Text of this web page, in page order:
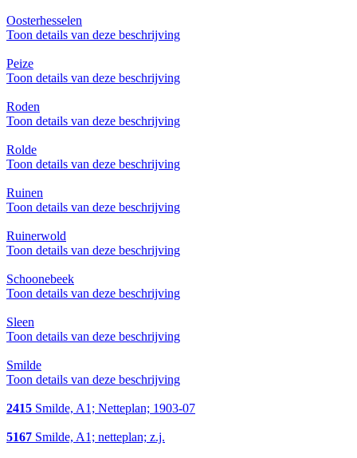
Oosterhesselen
Toon details van deze beschrijving
Peize
Toon details van deze beschrijving
Roden
Toon details van deze beschrijving
Rolde
Toon details van deze beschrijving
Ruinen
Toon details van deze beschrijving
Ruinerwold
Toon details van deze beschrijving
Schoonebeek
Toon details van deze beschrijving
Sleen
Toon details van deze beschrijving
Smilde
Toon details van deze beschrijving
2415 Smilde, A1; Netteplan; 1903-07
5167 Smilde, A1; netteplan; z.j.